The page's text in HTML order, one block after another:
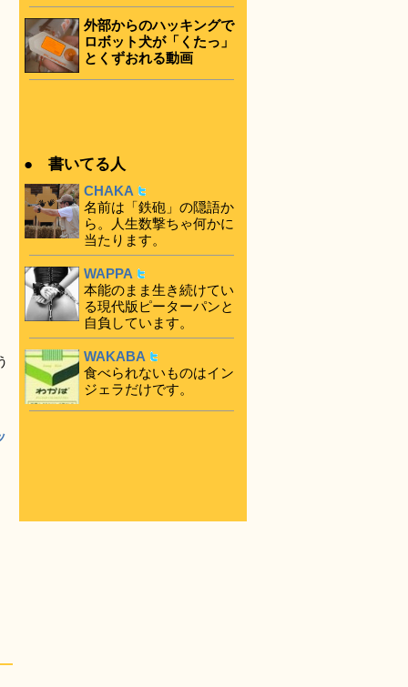
外部からのハッキングで
ロボット犬が「くたっ」
とくずおれる動画
● 書いてる人
CHAKA
名前は「鉄砲」の隠語か
ら。人生数撃ちゃ何かに
当たります。
WAPPA
本能のまま生き続けてい
る現代版ピーターパンと
自負しています。
WAKABA
食べられないものはイン
ジェラだけです。